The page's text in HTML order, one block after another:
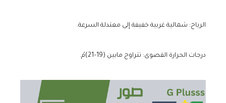
الرياح: شمالية غربية خفيفة إلى معتدلة السرعة.
درجات الحرارة القصوى: تتراوح مابين (19–21)مْ.